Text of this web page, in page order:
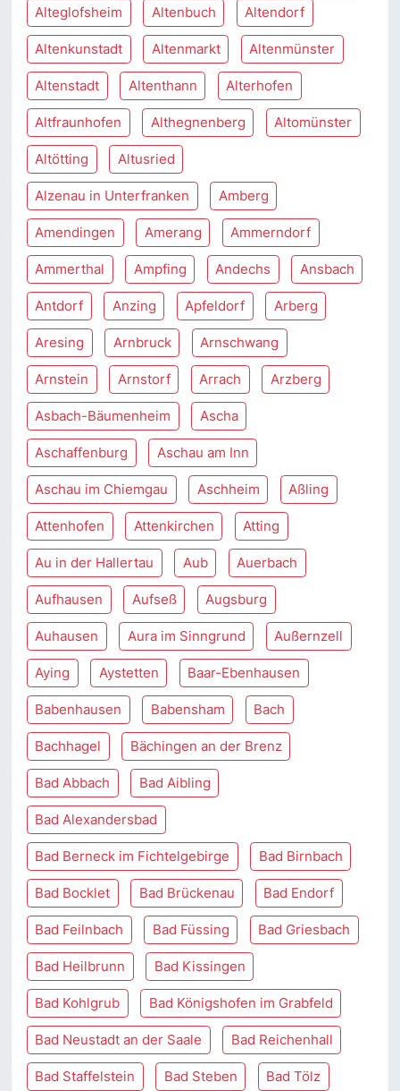
Alteglofsheim Altenbuch Altendorf
Altenkunstadt Altenmarkt Altenmünster
Altenstadt Altenthann Alterhofen
Altfraunhofen Althegnenberg Altomünster
Altötting Altusried
Alzenau in Unterfranken Amberg
Amendingen Amerang Ammerndorf
Ammerthal Ampfing Andechs Ansbach
Antdorf Anzing Apfeldorf Arberg
Aresing Arnbruck Arnschwang
Arnstein Arnstorf Arrach Arzberg
Asbach-Bäumenheim Ascha
Aschaffenburg Aschau am Inn
Aschau im Chiemgau Aschheim Aßling
Attenhofen Attenkirchen Atting
Au in der Hallertau Aub Auerbach
Aufhausen Aufseß Augsburg
Auhausen Aura im Sinngrund Außernzell
Aying Aystetten Baar-Ebenhausen
Babenhausen Babensham Bach
Bachhagel Bächingen an der Brenz
Bad Abbach Bad Aibling
Bad Alexandersbad
Bad Berneck im Fichtelgebirge Bad Birnbach
Bad Bocklet Bad Brückenau Bad Endorf
Bad Feilnbach Bad Füssing Bad Griesbach
Bad Heilbrunn Bad Kissingen
Bad Kohlgrub Bad Königshofen im Grabfeld
Bad Neustadt an der Saale Bad Reichenhall
Bad Staffelstein Bad Steben Bad Tölz